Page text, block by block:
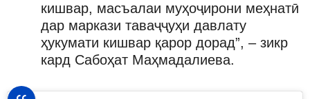
кишвар, масъалаи муҳоҷирони меҳнатӣ
дар маркази таваҷҷуҳи давлату
ҳукумати кишвар қарор дорад”, – зикр
кард Сабоҳат Маҳмадалиева.